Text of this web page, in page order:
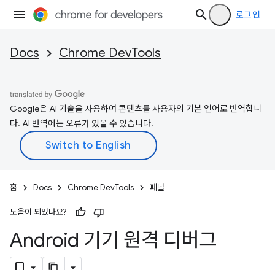
로그인
Docs Chrome DevTools
Google은 AI 기술을 사용하여 콘텐츠를 사용자의 기본 언어로 번역합니
다. AI 번역에는 오류가 있을 수 있습니다.
홈 Docs Chrome DevTools 패널
도움이 되었나요?
Android 기기 원격 디버그